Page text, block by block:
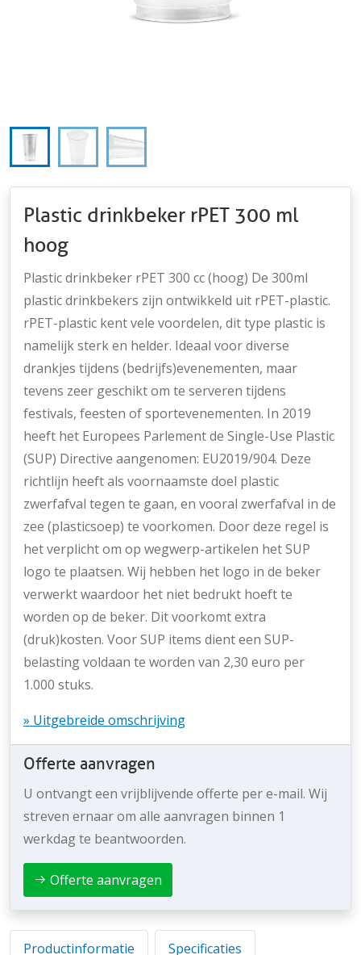
Plastic drinkbeker rPET 300 ml
hoog
Plastic drinkbeker rPET 300 cc (hoog) De 300ml
plastic drinkbekers zijn ontwikkeld uit rPET-plastic.
rPET-plastic kent vele voordelen, dit type plastic is
namelijk sterk en helder. Ideaal voor diverse
drankjes tijdens (bedrijfs)evenementen, maar
tevens zeer geschikt om te serveren tijdens
festivals, feesten of sportevenementen. In 2019
heeft het Europees Parlement de Single-Use Plastic
(SUP) Directive aangenomen: EU2019/904. Deze
richtlijn heeft als voornaamste doel plastic
zwerfafval tegen te gaan, en vooral zwerfafval in de
zee (plasticsoep) te voorkomen. Door deze regel is
het verplicht om op wegwerp-artikelen het SUP
logo te plaatsen. Wij hebben het logo in de beker
verwerkt waardoor het niet bedrukt hoeft te
worden op de beker. Dit voorkomt extra
(druk)kosten. Voor SUP items dient een SUP-
belasting voldaan te worden van 2,30 euro per
1.000 stuks.
» Uitgebreide omschrijving
Offerte aanvragen
U ontvangt een vrijblijvende offerte per e-mail. Wij
streven ernaar om alle aanvragen binnen 1
werkdag te beantwoorden.
Offerte aanvragen
Productinformatie Specificaties